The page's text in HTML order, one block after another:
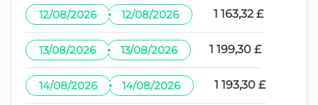
12/08/2026 · 12/08/2026 1 163,32 £
13/08/2026 · 13/08/2026 1 199,30 £
14/08/2026 · 14/08/2026 1 193,30 £